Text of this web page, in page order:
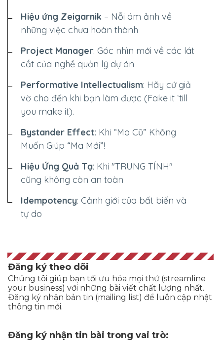
Hiệu ứng Zeigarnik – Nỗi ám ảnh về
những việc chưa hoàn thành
Project Manager: Góc nhìn mới về các lát
cắt của nghề quản lý dự án
Performative Intellectualism: Hãy cứ giả
vờ cho đến khi bạn làm được (Fake it ‘till
you make it).
Bystander Effect: Khi “Ma Cũ” Không
Muốn Giúp “Ma Mới”!
Hiệu Ứng Quả Tạ: Khi "TRUNG TÍNH"
cũng không còn an toàn
Idempotency: Cảnh giới của bất biến và
tự do
Đăng ký theo dõi
Chúng tôi giúp bạn tối ưu hóa mọi thứ (streamline
your business) với những bài viết chất lượng nhất.
Đăng ký nhận bản tin (mailing list) để luôn cập nhật
thông tin mới.
Đăng ký nhận tin bài trong vai trò: